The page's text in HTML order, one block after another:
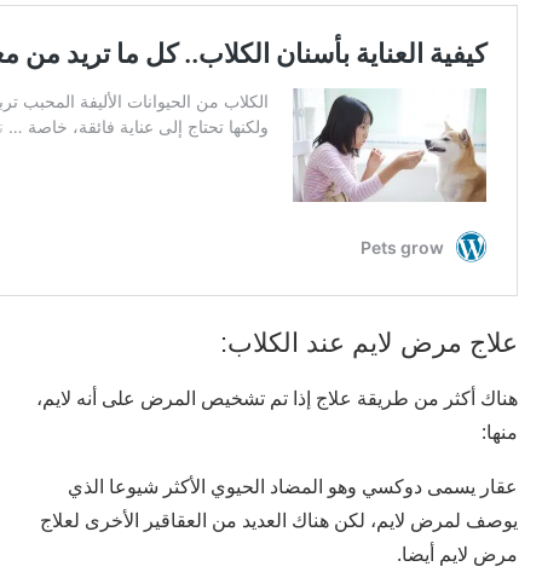
علاج مرض لايم عند الكلاب:
هناك أكثر من طريقة علاج إذا تم تشخيص المرض على أنه لايم،
منها:
عقار يسمى دوكسي وهو المضاد الحيوي الأكثر شيوعا الذي
يوصف لمرض لايم، لكن هناك العديد من العقاقير الأخرى لعلاج
مرض لايم أيضا.